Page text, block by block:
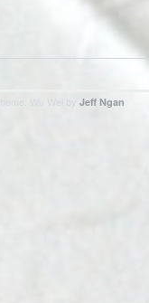
Theme: Wu Wei by Jeff Ngan